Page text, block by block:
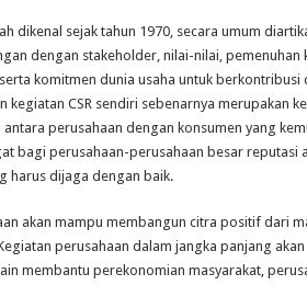
dikenal sejak tahun 1970, secara umum
dengan stakeholder, nilai-nilai, pemenuhan
komitmen dunia usaha untuk berkontribusi
CSR sendiri sebenarnya merupakan
perusahaan dengan konsumen yang
bagi perusahaan-perusahaan besar reputasi
harus dijaga dengan baik.
akan mampu membangun citra positif dari
perusahaan dalam jangka panjang
membantu perekonomian masyarakat,